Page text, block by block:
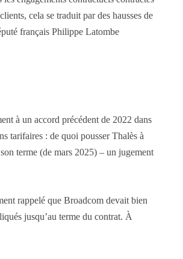
cela se traduit par des hausses de
français Philippe Latombe
à un accord précédent de 2022 dans
tarifaires : de quoi pousser Thalès à
terme (de mars 2025) – un jugement
rappelé que Broadcom devait bien
jusqu’au terme du contrat. À